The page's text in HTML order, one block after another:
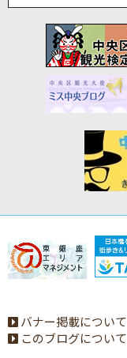
バナー掲載について
このブログについて